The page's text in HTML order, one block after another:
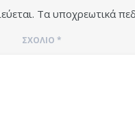
Τα υποχρεωτικά
ΣΧΌΛΙΟ *